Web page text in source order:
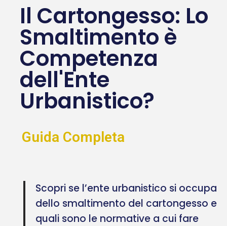
Il Cartongesso: Lo
Smaltimento è
Competenza
dell'Ente
Urbanistico?
Guida Completa
Scopri se l’ente urbanistico si occupa
dello smaltimento del cartongesso e
quali sono le normative a cui fare